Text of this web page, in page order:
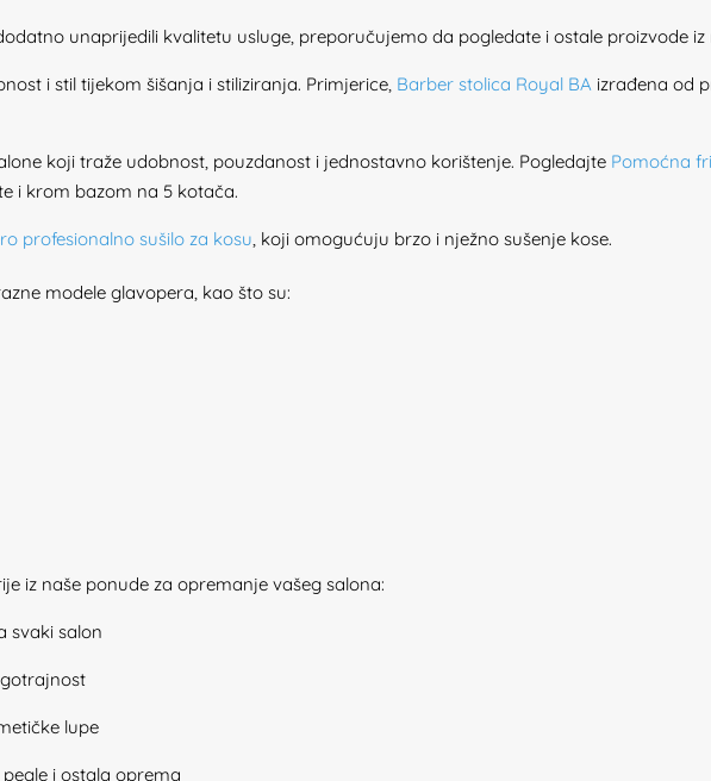
unaprijedili kvalitetu usluge, preporučujemo da pogledate i ostale proizvode iz
i stil tijekom šišanja i stiliziranja. Primjerice, Barber stolica Royal BA izrađena od
koji traže udobnost, pouzdanost i jednostavno korištenje. Pogledajte Pomoćna
i krom bazom na 5 kotača.
profesionalno sušilo za kosu, koji omogućuju brzo i nježno sušenje kose.
modele glavopera, kao što su:
iz naše ponude za opremanje vašeg salona:
svaki salon
lupe
pegle i ostala oprema